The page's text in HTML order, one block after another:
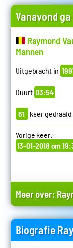
Vanavond
Raymond
Mannen
Uitgebracht in
Duurt 03:54
61 keer gedraaid
Vorige keer:
13-01-2018 om
Meer over:
Biografie